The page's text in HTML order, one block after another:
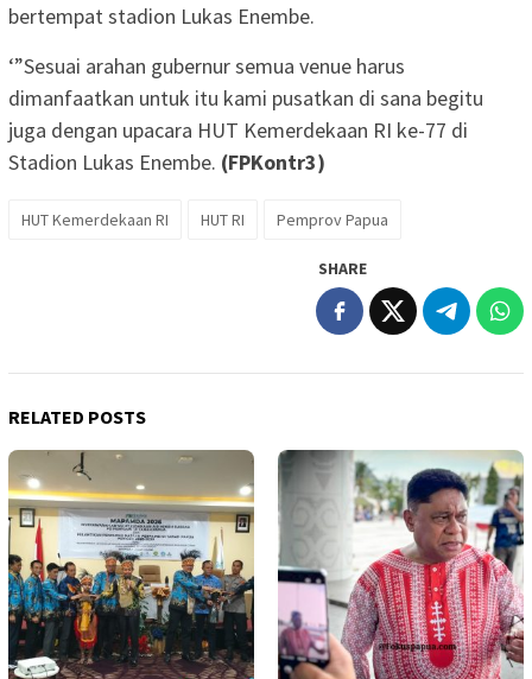
bertempat stadion Lukas Enembe.
‘”Sesuai arahan gubernur semua venue harus
dimanfaatkan untuk itu kami pusatkan di sana begitu
juga dengan upacara HUT Kemerdekaan RI ke-77 di
Stadion Lukas Enembe. (FPKontr3)
HUT Kemerdekaan RI HUT RI Pemprov Papua
SHARE
RELATED POSTS